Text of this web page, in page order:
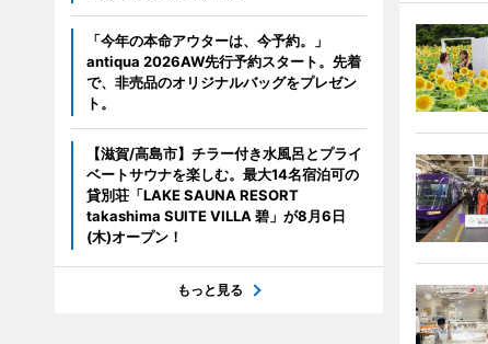
「今年の本命アウターは、今予約。」
antiqua 2026AW先行予約スタート。先着
で、非売品のオリジナルバッグをプレゼン
ト。
【滋賀/高島市】チラー付き水風呂とプライ
ベートサウナを楽しむ。最大14名宿泊可の
貸別荘「LAKE SAUNA RESORT
takashima SUITE VILLA 碧」が8月6日
(木)オープン！
もっと見る